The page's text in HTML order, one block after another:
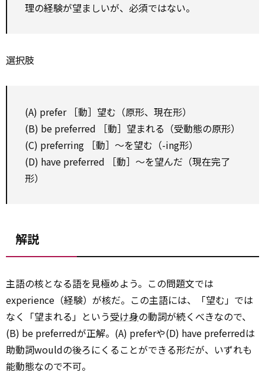
理の経験が望ましいが、必須ではない。
選択肢
(A) prefer ［動］望む（原形、現在形）
(B) be preferred ［動］望まれる（受動態の原形）
(C) preferring ［動］～を望む（-ing形）
(D) have preferred ［動］～を望んだ（現在完了
形）
解説
主語の核となる語を見極めよう。この問題文では
experience（経験）が核だ。この主語には、「望む」では
なく「望まれる」という受け身の動詞が続くべきなので、
(B) be preferredが正解。(A) preferや(D) have preferredは
助動詞wouldの後ろにくることができる形だが、いずれも
能動態なので不可。